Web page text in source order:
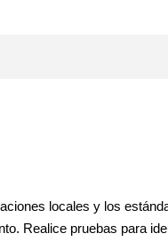
locales y los
Realice pruebas para